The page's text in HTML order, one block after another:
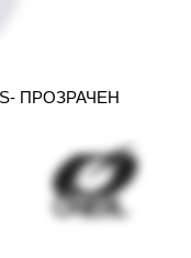
ПРОЗРАЧЕН